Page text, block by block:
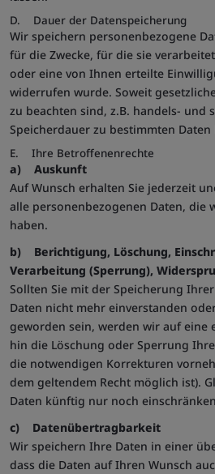
D. Dauer der Datenspeicherung
Wir speichern personenbezogene
für die Zwecke, für die sie
oder eine von Ihnen erteilte
widerrufen wurde. Soweit
zu beachten sind, z.B. handels- und
Speicherdauer zu bestimmten Daten
E. Ihre Betroffenenrechte
a) Auskunft
Auf Wunsch erhalten Sie jederzeit
alle personenbezogenen Daten, die
haben.
b) Berichtigung, Löschung,
Verarbeitung (Sperrung),
Sollten Sie mit der Speicherung
Daten nicht mehr einverstanden
geworden sein, werden wir auf eine
hin die Löschung oder Sperrung
die notwendigen Korrekturen
dem geltendem Recht möglich ist).
Daten künftig nur noch
c) Datenübertragbarkeit
Wir speichern Ihre Daten in einer
dass die Daten auf Ihren Wunsch
__Secure-
3PSIDCC
google.com
Wird für
ein Profil
3PSIDTS
Wird für
ein Profil
ENID
ein
AEC
google.com
durch
APISID
google.com
Diese
um
stellen.
HSID
google.com
Gerät
google.com
um
stellen.